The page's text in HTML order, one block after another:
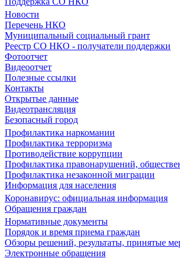
Новости
Перечень НКО
Муниципальный социальный грант
Реестр СО НКО - получатели поддержки
Фотоотчет
Видеоотчет
Полезные ссылки
Контакты
Открытые данные
Видеотрансляция
Безопасный город
Профилактика наркомании
Профилактика терроризма
Противодействие коррупции
Профилактика правонарушений,
Профилактика незаконной миграции
Информация для населения
Коронавирус: официальная информация
Обращения граждан
Нормативные документы
Порядок и время приема граждан
Обзоры решений, результаты, принятые
Электронные обращения